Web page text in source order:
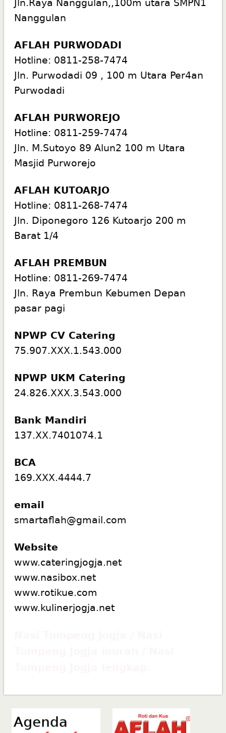
Jln.Raya Nanggulan,,100m utara SMPN1
Nanggulan
AFLAH PURWODADI
Hotline: 0811-258-7474
Jln. Purwodadi 09 , 100 m Utara Per4an
Purwodadi
AFLAH PURWOREJO
Hotline: 0811-259-7474
Jln. M.Sutoyo 89 Alun2 100 m Utara
Masjid Purworejo
AFLAH KUTOARJO
Hotline: 0811-268-7474
Jln. Diponegoro 126 Kutoarjo 200 m
Barat 1/4
AFLAH PREMBUN
Hotline: 0811-269-7474
Jln. Raya Prembun Kebumen Depan
pasar pagi
NPWP CV Catering
75.907.XXX.1.543.000
NPWP UKM Catering
24.826.XXX.3.543.000
Bank Mandiri
137.XX.7401074.1
BCA
169.XXX.4444.7
email
smartaflah@gmail.com
Website
www.cateringjogja.net
www.nasibox.net
www.rotikue.com
www.kulinerjogja.net